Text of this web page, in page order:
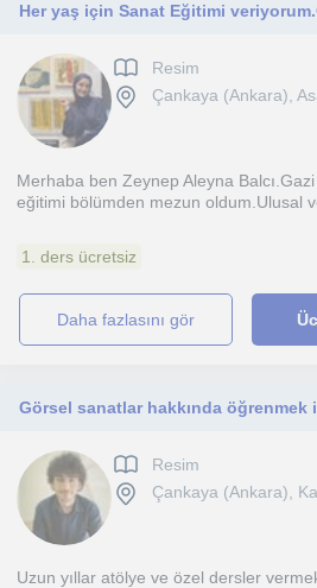
Resim
Çankaya (Ankara),
Merhaba ben Zeynep Aleyna
eğitimi bölümden mezun oldum.Ulusal
1. ders ücretsiz
daha fazlasını gör
Resim
Çankaya (Ankara),
Uzun yıllar atölye ve özel dersler